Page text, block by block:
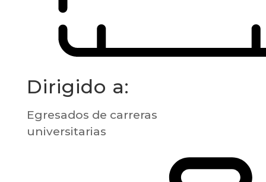
Dirigido a:
Egresados de carreras
universitarias